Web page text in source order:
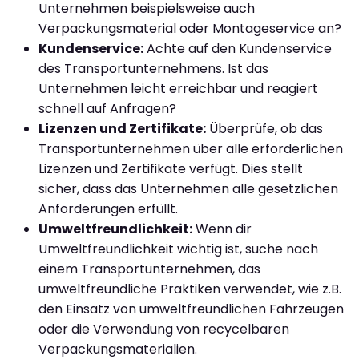
Unternehmen beispielsweise auch
Verpackungsmaterial oder Montageservice an?
Kundenservice:Achte auf den Kundenservice
des Transportunternehmens. Ist das
Unternehmen leicht erreichbar und reagiert
schnell auf Anfragen?
Lizenzen und Zertifikate: Überprüfe, ob das
Transportunternehmen über alle erforderlichen
Lizenzen und Zertifikate verfügt. Dies stellt
sicher, dass das Unternehmen alle gesetzlichen
Anforderungen erfüllt.
Umweltfreundlichkeit:Wenn dir
Umweltfreundlichkeit wichtig ist, suche nach
einem Transportunternehmen, das
umweltfreundliche Praktiken verwendet, wie z.B.
den Einsatz von umweltfreundlichen Fahrzeugen
oder die Verwendung von recycelbaren
Verpackungsmaterialien.